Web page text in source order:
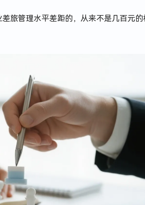
旅管理水平差距的，从来不是几百元的